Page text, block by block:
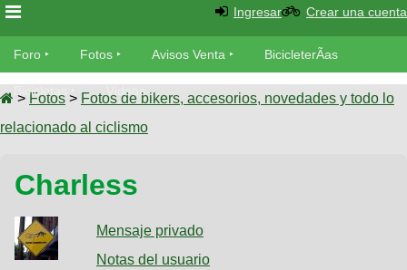
Foro
Foro
TÃ©cnica
Fotos
tu foto
Galeria
XC
SUBÃ
tu
BicicleterÃ­
as
Ingresar Crear una cuenta
Foro Fotos Avisos Venta BicicleterÃ­as
Bicicletas Videos
> Fotos > Fotos de bikers, accesorios, novedades y todo lo
relacionado al ciclismo
Charless
Mensaje privado
Notas del usuario